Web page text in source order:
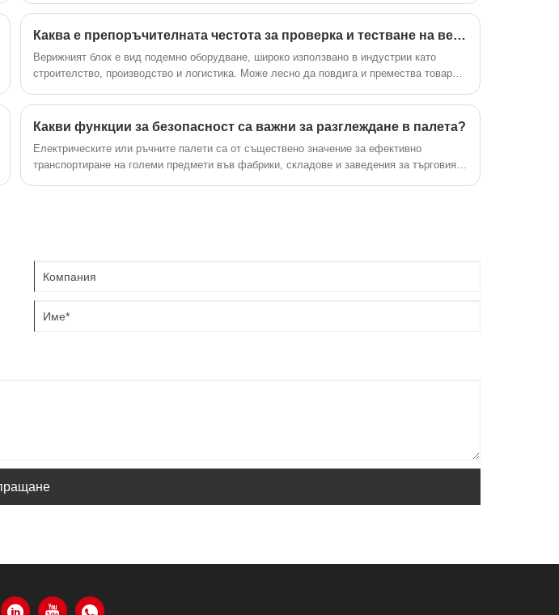
интензивността на ръчния труд. Последните доклади от индустрията показват, че
индустрията на платформите за електрически повдигачи претърпява някои важни
Каква е препоръчителната честота за проверка и тестване на верижен блок?
Верижният блок е вид подемно оборудване, широко използвано в индустрии като
строителство, производство и логистика. Може лесно да повдига и премества товари
компоненти на верижен блок включват товарна верига, ръчна верига, кука за повдигане
и зъбна предавка. Ето изображение, което да ви помогне да визуализирате
Какви функции за безопасност са важни за разглеждане в палета?
Електрическите или ръчните палети са от съществено значение за ефективно
транспортиране на големи предмети във фабрики, складове и заведения за търговия